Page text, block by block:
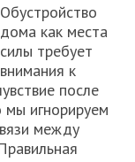
Обустройство
дома как места
силы требует
внимания к
после
мы игнорируем
между